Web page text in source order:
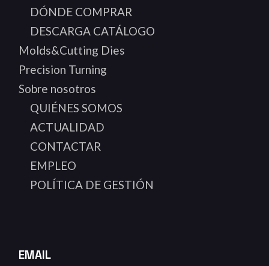
DÓNDE COMPRAR
DESCARGA CATÁLOGO
Molds&Cutting Dies
Precision Turning
Sobre nosotros
QUIÉNES SOMOS
ACTUALIDAD
CONTACTAR
EMPLEO
POLÍTICA DE GESTIÓN
EMAIL